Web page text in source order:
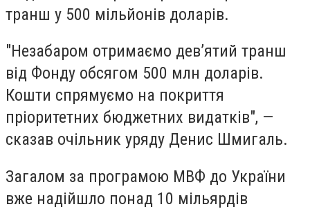
транш у 500 мільйонів доларів.
"Незабаром отримаємо дев’ятий транш
від Фонду обсягом 500 млн доларів.
Кошти спрямуємо на покриття
пріоритетних бюджетних видатків", —
сказав очільник уряду Денис Шмигаль.
Загалом за програмою МВФ до України
вже надійшло понад 10 мільярдів